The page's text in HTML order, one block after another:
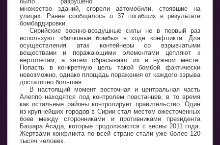
множество зданий, сгорели автомобили, стоявшие на
улицах. Ранее сообщалось о 37 погибших в результате
бомбардировки.
Сирийские военно-воздушные силы не в первый раз
используют «бочковые бомбы» в ходе конфликта. Для
осуществления атак контейнеры со взрывчатыми
веществами и поражающими элементами цепляют к
вертолетам, а затем сбрасывают их в нужном месте.
Попасть в конкретную цель такой бомбой фактически
невозможно, однако площадь поражения от каждого взрыва
достаточно большая.
В настоящий момент восточная и центральная часть
Алеппо находятся под контролем повстанцев, в то время
как остальные районы контролирует правительство. Один
из крупнейших городов в Сирии стал местом ожесточенных
боев между сторонниками и противниками президента
Башара Асада, которые продолжаются с весны 2011 года.
Жертвами конфликта по всей стране стали уже более 120
тысяч человек.